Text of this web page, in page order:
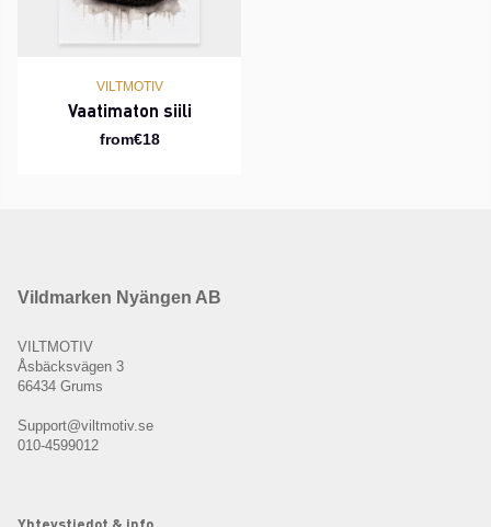
VILTMOTIV
Vaatimaton siili
from€18
Vildmarken Nyängen AB
VILTMOTIV
Åsbäcksvägen 3
66434 Grums
Support@viltmotiv.se
010-4599012
Yhteystiedot & info